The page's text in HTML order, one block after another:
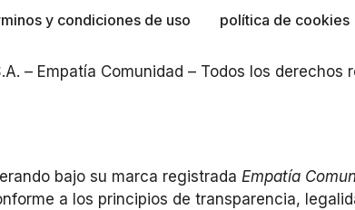
y condiciones de uso política de cookies
– Empatía Comunidad – Todos los derechos
bajo su marca registrada Empatía
a los principios de transparencia,